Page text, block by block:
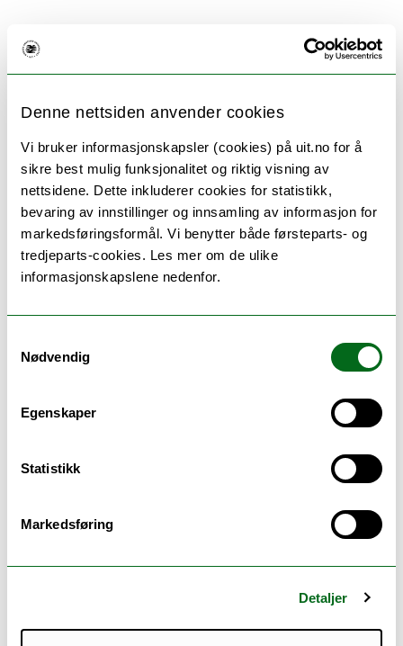
Denne nettsiden anvender cookies
Vi bruker informasjonskapsler (cookies) på uit.no for å
sikre best mulig funksjonalitet og riktig visning av
nettsidene. Dette inkluderer cookies for statistikk,
bevaring av innstillinger og innsamling av informasjon for
markedsføringsformål. Vi benytter både førsteparts- og
tredjeparts-cookies. Les mer om de ulike
informasjonskapslene nedenfor.
Nødvendig
Egenskaper
Statistikk
Markedsføring
Detaljer
F:
H: HARVEST HubMOL
M: MARA MARA (norsk)
products biodiscovery
Microalgae & Microbiomes
Microorganisms and Plants
MRØ (norsk)
Northern Populations and Ecosystems